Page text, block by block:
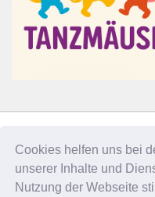
Cookies helfen uns bei
unserer Inhalte und
Nutzung der Webseite